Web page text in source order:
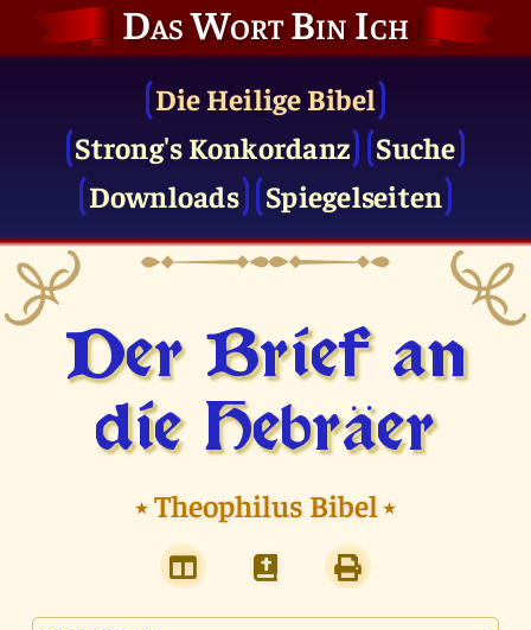
Das Wort Bin Ich
Die Heilige Bibel
Strong's Konkordanz
Suche
Downloads
Spiegelseiten
Der Brief an
die Hebräer
⭑Theophilus Bibel⭑